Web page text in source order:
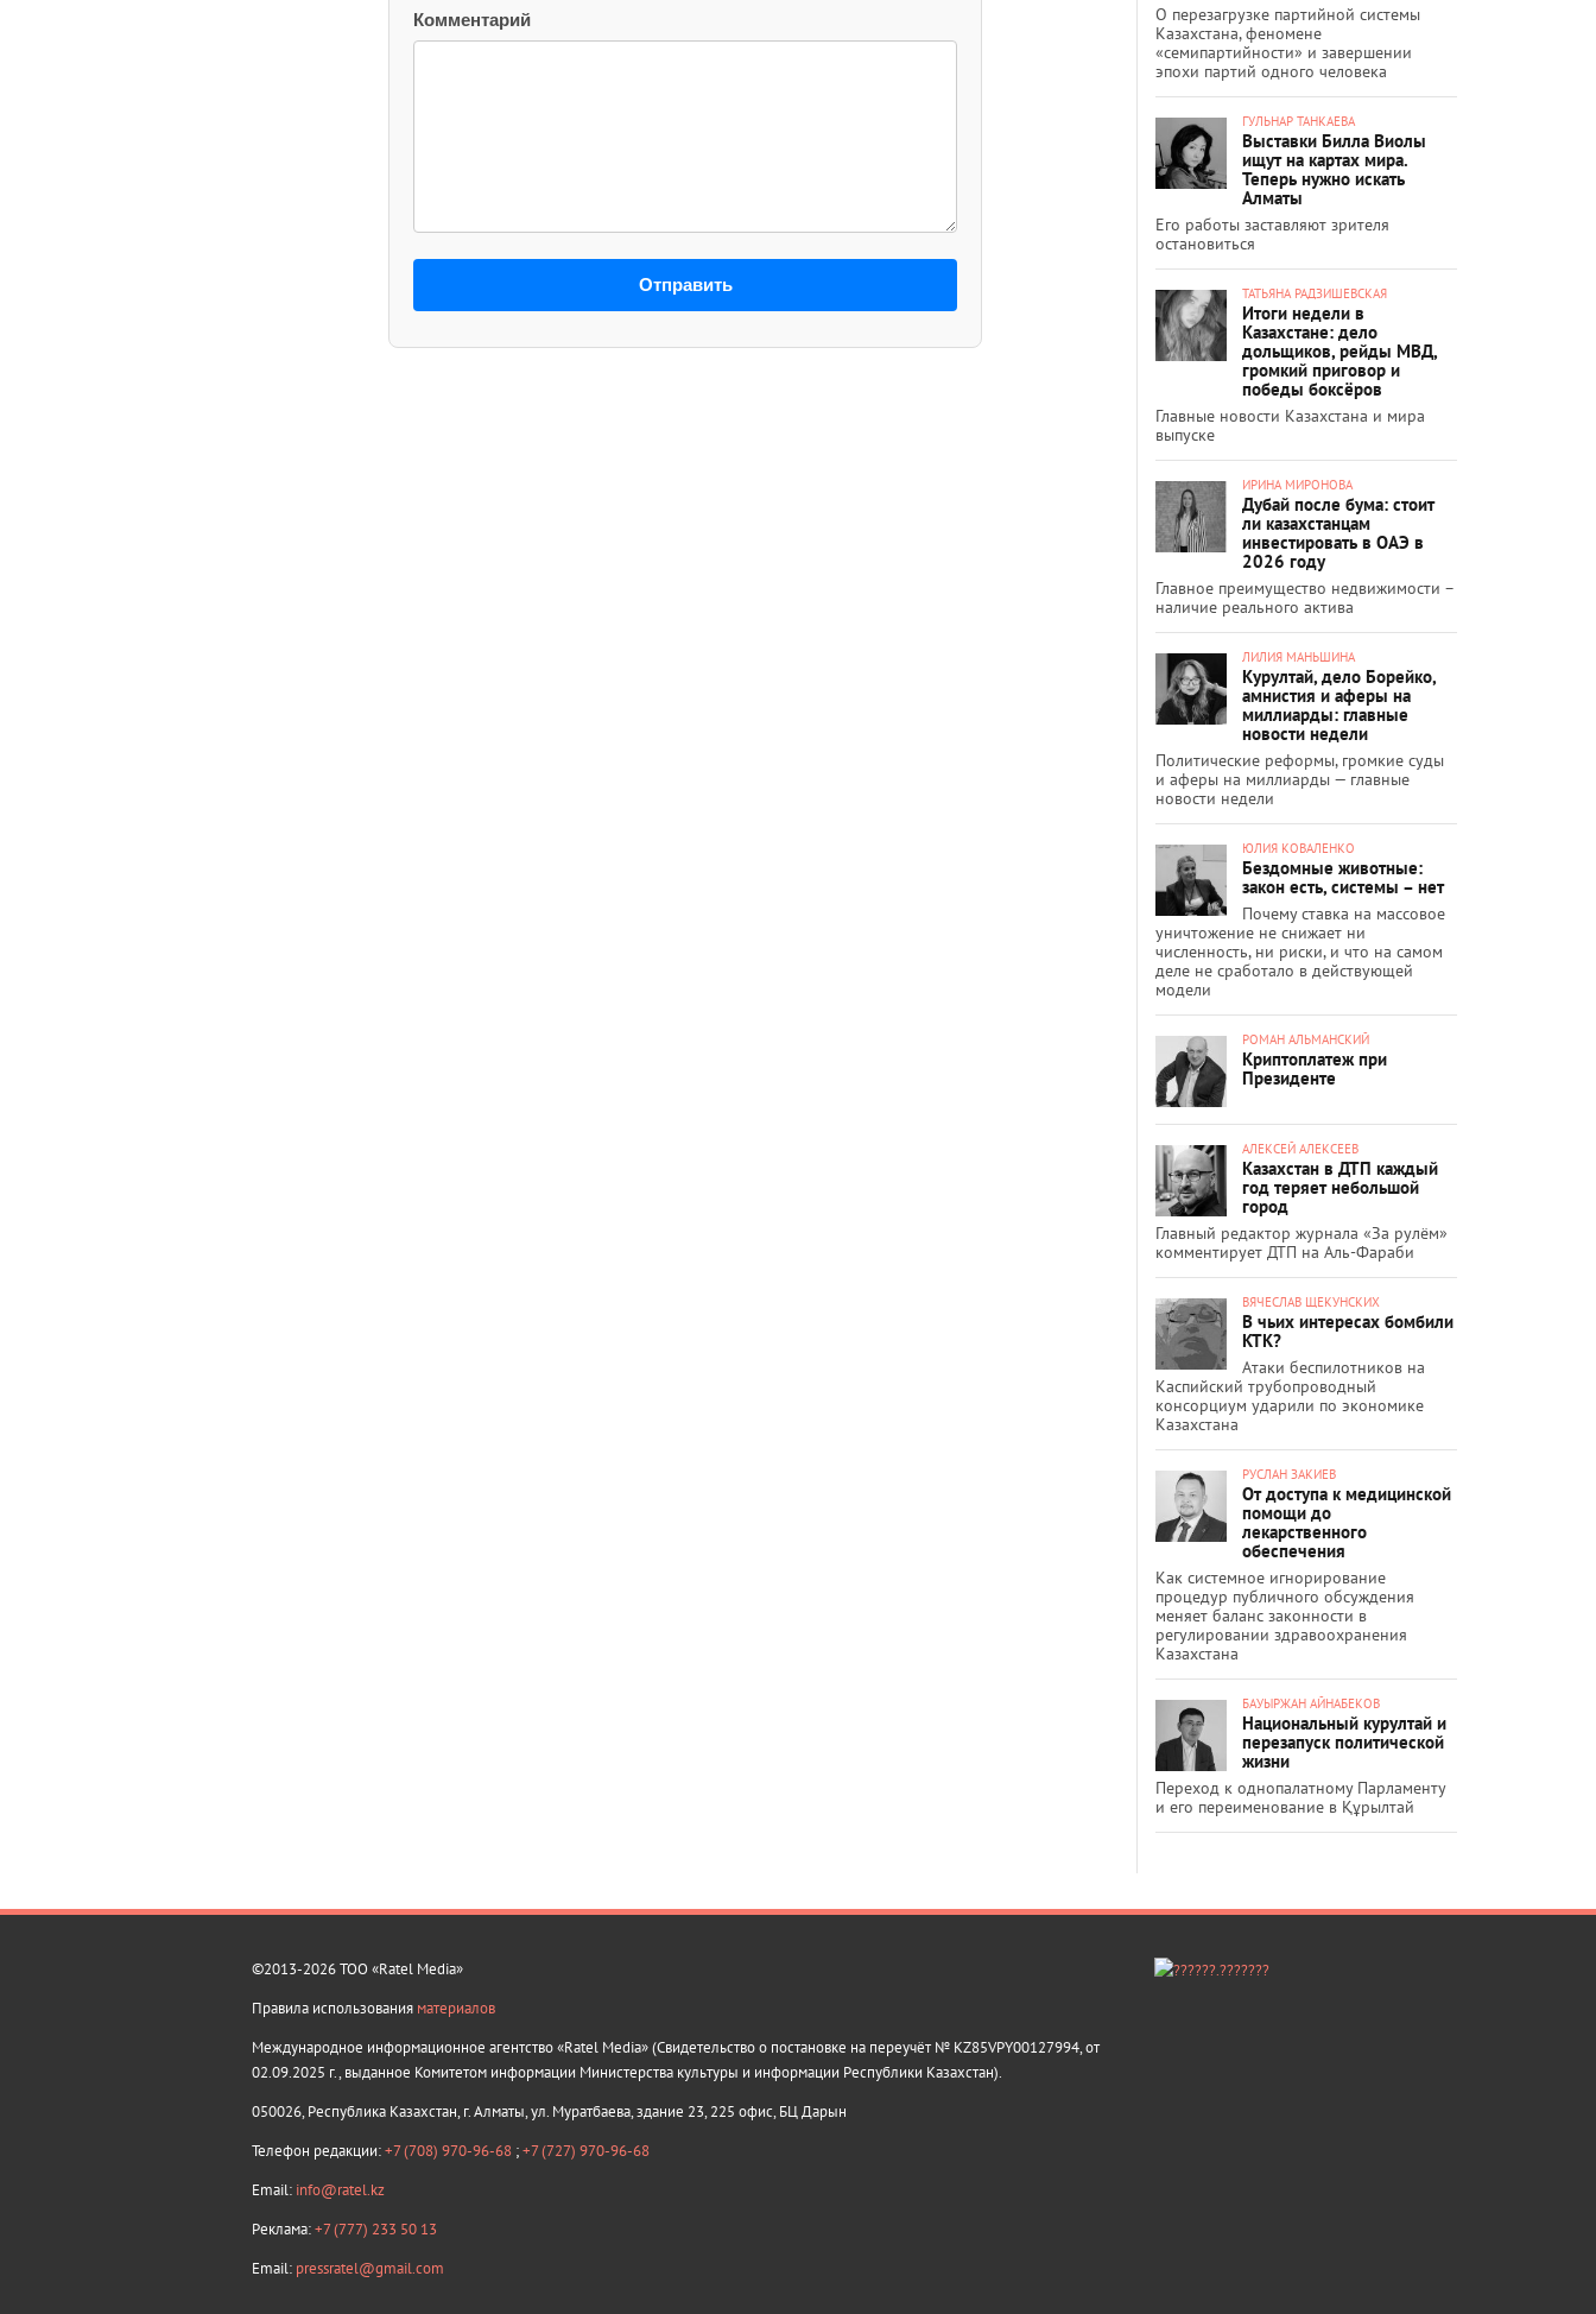
Комментарий
Отправить
О перезагрузке партийной системы
Казахстана, феномене
«семипартийности» и завершении
эпохи партий одного человека
ГУЛЬНАР ТАНКАЕВА
Выставки Билла Виолы
ищут на картах мира.
Теперь нужно искать
Алматы
Его работы заставляют зрителя
остановиться
ТАТЬЯНА РАДЗИШЕВСКАЯ
Итоги недели в
Казахстане: дело
дольщиков, рейды МВД,
громкий приговор и
победы боксёров
Главные новости Казахстана и мира
выпуске
ИРИНА МИРОНОВА
Дубай после бума: стоит
ли казахстанцам
инвестировать в ОАЭ в
2026 году
Главное преимущество недвижимости –
наличие реального актива
ЛИЛИЯ МАНЬШИНА
Курултай, дело Борейко,
амнистия и аферы на
миллиарды: главные
новости недели
Политические реформы, громкие суды
и аферы на миллиарды — главные
новости недели
ЮЛИЯ КОВАЛЕНКО
Бездомные животные:
закон есть, системы – нет
Почему ставка на массовое
уничтожение не снижает ни
численность, ни риски, и что на самом
деле не сработало в действующей
модели
РОМАН АЛЬМАНСКИЙ
Криптоплатеж при
Президенте
АЛЕКСЕЙ АЛЕКСЕЕВ
Казахстан в ДТП каждый
год теряет небольшой
город
Главный редактор журнала «За рулём»
комментирует ДТП на Аль-Фараби
ВЯЧЕСЛАВ ЩЕКУНСКИХ
В чьих интересах бомбили
КТК?
Атаки беспилотников на
Каспийский трубопроводный
консорциум ударили по экономике
Казахстана
РУСЛАН ЗАКИЕВ
От доступа к медицинской
помощи до
лекарственного
обеспечения
Как системное игнорирование
процедур публичного обсуждения
меняет баланс законности в
регулировании здравоохранения
Казахстана
БАУЫРЖАН АЙНАБЕКОВ
Национальный курултай и
перезапуск политической
жизни
Переход к однопалатному Парламенту
и его переименование в Құрылтай
©2013-2026 ТОО «Ratel Media»
Правила использования материалов
Международное информационное агентство «Ratel Media» (Свидетельство о постановке на переучёт № KZ85VPY00127994, от
02.09.2025 г., выданное Комитетом информации Министерства культуры и информации Республики Казахстан).
050026, Республика Казахстан, г. Алматы, ул. Муратбаева, здание 23, 225 офис, БЦ Дарын
Телефон редакции:+7 (708) 970-96-68 ;+7 (727) 970-96-68
Email: info@ratel.kz
Реклама:+7 (777) 233 50 13
Email: pressratel@gmail.com